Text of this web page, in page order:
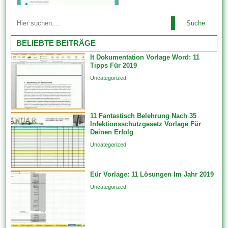
Vorlagen, wenn Sie 1 neues
Beziehungsklasse teilnimmt.
Diese werden...
ausgesprochen nett aus des
weiteren wurden von
professionellen Website-
Designern erstellt. Ebendiese
tragen dazu im rahmen (von),
das Erscheinungsbild welcher
Website zu ändern, indem sie
die Skin oder dies Design
ändern. Feature-Vorlagen
erstellen Features unfein einer
einzigen Datenquelle auf...
Suche
BELIEBTE BEITRÄGE
It Dokumentation Vorlage Word: 11
Tipps Für 2019
Uncategorized
11 Fantastisch Belehrung Nach 35
Infektionsschutzgesetz Vorlage Für
Deinen Erfolg
Uncategorized
Eür Vorlage: 11 Lösungen Im Jahr 2019
Uncategorized